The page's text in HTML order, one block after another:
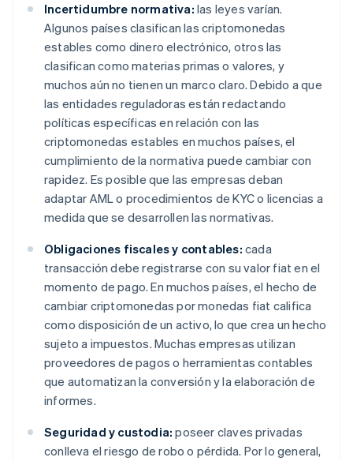
Incertidumbre normativa: las leyes varían.
Algunos países clasifican las criptomonedas
estables como dinero electrónico, otros las
clasifican como materias primas o valores, y
muchos aún no tienen un marco claro. Debido a que
las entidades reguladoras están redactando
políticas específicas en relación con las
criptomonedas estables en muchos países, el
cumplimiento de la normativa puede cambiar con
rapidez. Es posible que las empresas deban
adaptar AML o procedimientos de KYC o licencias a
medida que se desarrollen las normativas.
Obligaciones fiscales y contables: cada
transacción debe registrarse con su valor fiat en el
momento de pago. En muchos países, el hecho de
cambiar criptomonedas por monedas fiat califica
como disposición de un activo, lo que crea un hecho
sujeto a impuestos. Muchas empresas utilizan
proveedores de pagos o herramientas contables
que automatizan la conversión y la elaboración de
informes.
Seguridad y custodia: poseer claves privadas
conlleva el riesgo de robo o pérdida. Por lo general,